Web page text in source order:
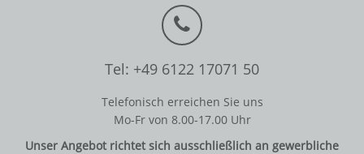
Tel: +49 6122 17071 50
Telefonisch erreichen Sie uns
Mo-Fr von 8.00-17.00 Uhr
Unser Angebot richtet sich ausschließlich an gewerbliche